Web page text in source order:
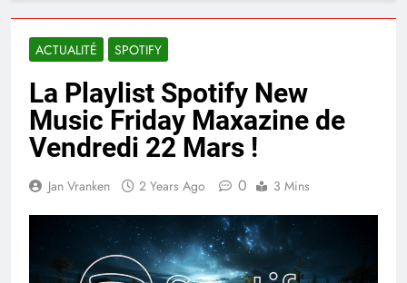
ACTUALITÉ SPOTIFY
La Playlist Spotify New
Music Friday Maxazine de
Vendredi 22 Mars !
Jan Vranken 2 Years Ago 0 3 Mins